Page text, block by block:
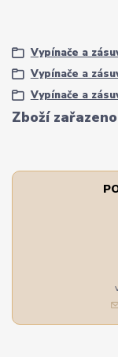
Zboží
Vypínače a
Vypínače a
Vypínače a